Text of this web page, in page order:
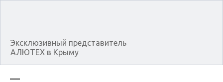
Эксклюзивный представитель
АЛЮТЕХ в Крыму